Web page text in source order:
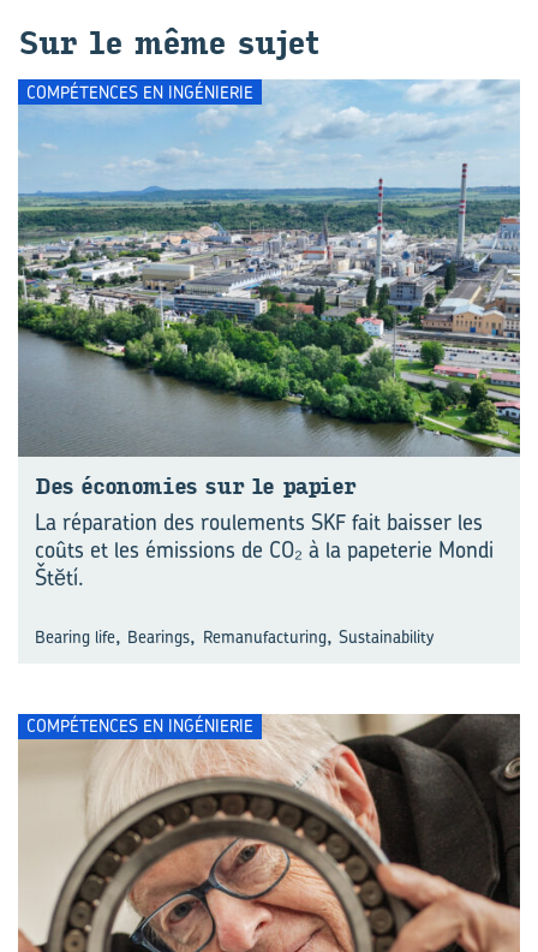
Sur le même sujet
COMPÉTENCES EN INGÉNIERIE
Des éco­no­mies sur le pa­pier
La réparation des roulements SKF fait baisser les
coûts et les émissions de CO₂ à la papeterie Mondi
Štĕtí.
Bearing life, Bearings, Remanufacturing, Sustainability
COMPÉTENCES EN INGÉNIERIE